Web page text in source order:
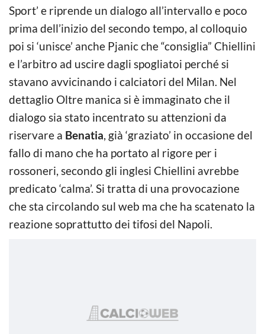
Sport’ e riprende un dialogo all’intervallo e poco
prima dell’inizio del secondo tempo, al colloquio
poi si ‘unisce’ anche Pjanic che “consiglia” Chiellini
e l’arbitro ad uscire dagli spogliatoi perché si
stavano avvicinando i calciatori del Milan. Nel
dettaglio Oltre manica si è immaginato che il
dialogo sia stato incentrato su attenzioni da
riservare a Benatia, già ‘graziato’ in occasione del
fallo di mano che ha portato al rigore per i
rossoneri, secondo gli inglesi Chiellini avrebbe
predicato ‘calma’. Si tratta di una provocazione
che sta circolando sul web ma che ha scatenato la
reazione soprattutto dei tifosi del Napoli.